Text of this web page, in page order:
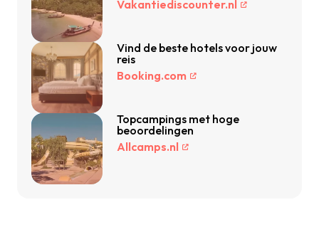
Vakantiediscounter.nl
Vind de beste hotels voor jouw
reis
Booking.com
Topcampings met hoge
beoordelingen
Allcamps.nl